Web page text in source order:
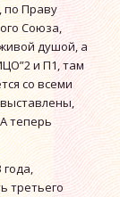
по Праву
Союза,
душой, а
и П1, там
со всеми
теперь
года,
третьего